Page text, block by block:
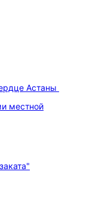
Астаны
местной